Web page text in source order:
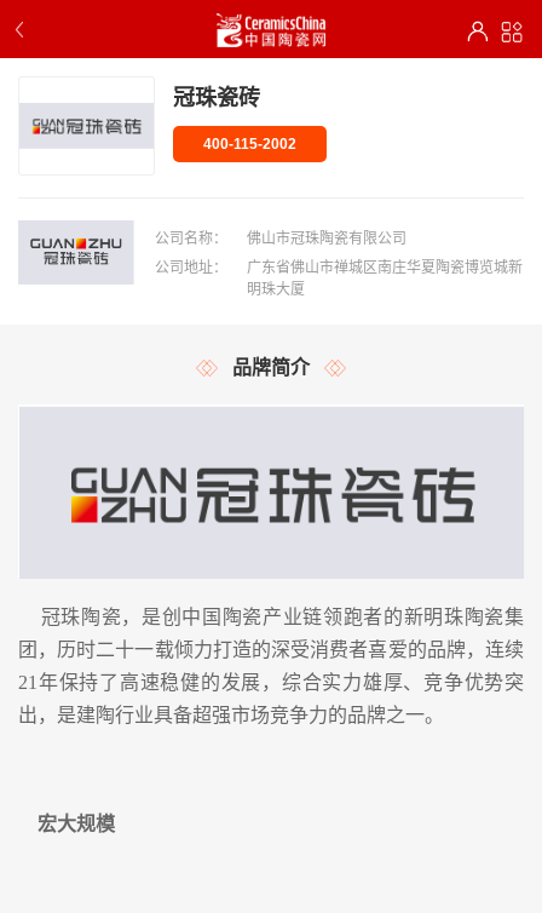
冠珠瓷砖
400-115-2002
公司名称：
佛山市冠珠陶瓷有限公司
公司地址：
广东省佛山市禅城区南庄华夏陶瓷博览城新
明珠大厦
品牌简介
冠珠陶瓷，是创中国陶瓷产业链领跑者的新明珠陶瓷集
团，历时二十一载倾力打造的深受消费者喜爱的品牌，连续
21年保持了高速稳健的发展，综合实力雄厚、竞争优势突
出，是建陶行业具备超强市场竞争力的品牌之一。
宏大规模